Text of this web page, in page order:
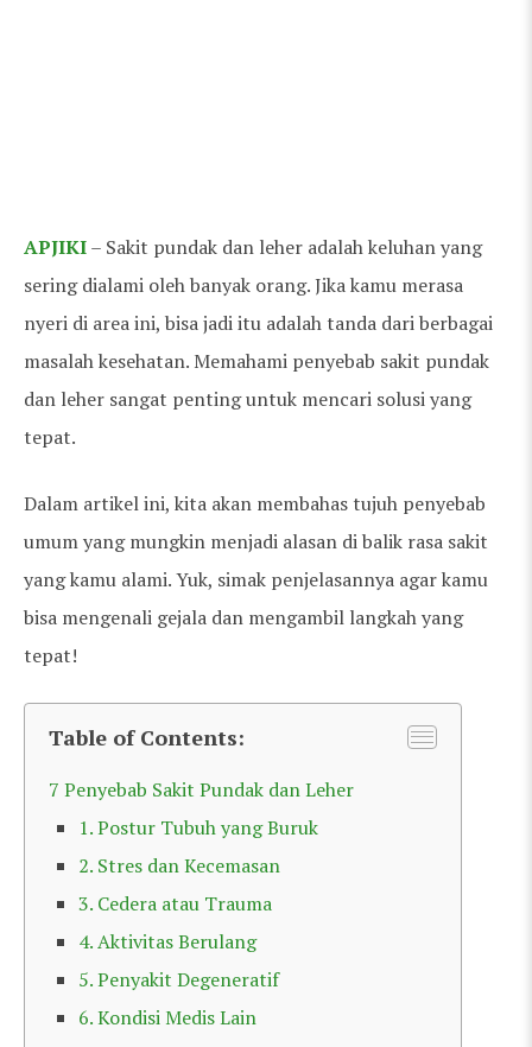
APJIKI– Sakit pundak dan leher adalah keluhan yang
sering dialami oleh banyak orang. Jika kamu merasa
nyeri di area ini, bisa jadi itu adalah tanda dari berbagai
masalah kesehatan. Memahami penyebab sakit pundak
dan leher sangat penting untuk mencari solusi yang
tepat.
Dalam artikel ini, kita akan membahas tujuh penyebab
umum yang mungkin menjadi alasan di balik rasa sakit
yang kamu alami. Yuk, simak penjelasannya agar kamu
bisa mengenali gejala dan mengambil langkah yang
tepat!
Table of Contents:
7 Penyebab Sakit Pundak dan Leher
1. Postur Tubuh yang Buruk
2. Stres dan Kecemasan
3. Cedera atau Trauma
4. Aktivitas Berulang
5. Penyakit Degeneratif
6. Kondisi Medis Lain